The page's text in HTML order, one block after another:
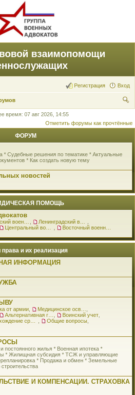
взаимопомощи
Вход
Регистрация
ск
время: 07 авг 2026, 14:55
Отметить форумы как прочтённые
ФОРУМ
* Судебные решения по тематике * Актуальные
* Как создать новую тему
новостей
ПОМОЩЬ
и их реализация
ИНФОРМАЦИЯ
от армии
Воинский учет
Общие вопросы
постоянного жилья * Военная ипотека *
* Жилищная субсидия * ТСЖ и управляющие
* Продажа и обмен * Земельные
И КОМПЕНСАЦИИ. СТРАХОВКА